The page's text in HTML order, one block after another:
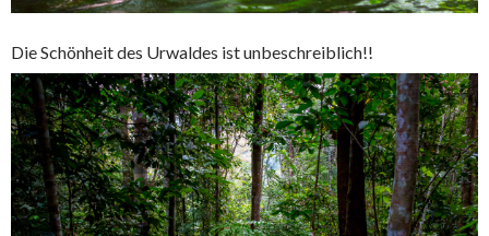
Die Schönheit des Urwaldes ist unbeschreiblich!!